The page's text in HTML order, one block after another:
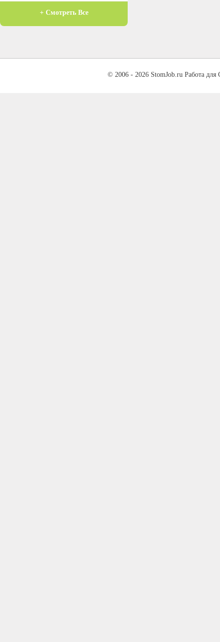
+ Смотреть Все
© 2006 - 2026 StomJob.ru Работа